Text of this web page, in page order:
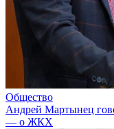
Общество
Андрей Мартынец
— о ЖКХ